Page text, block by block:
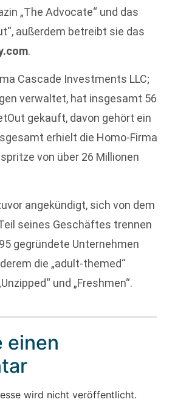
„The Advocate“ und das
außerdem betreibt sie das
.
Cascade Investments LLC;
verwaltet, hat insgesamt 56
gekauft, davon gehört ein
erhielt die Homo-Firma
von über 26 Millionen
angekündigt, sich von dem
seines Geschäftes trennen
gegründete Unternehmen
die „adult-themed“
und „Freshmen“.
einen
wird nicht veröffentlicht.